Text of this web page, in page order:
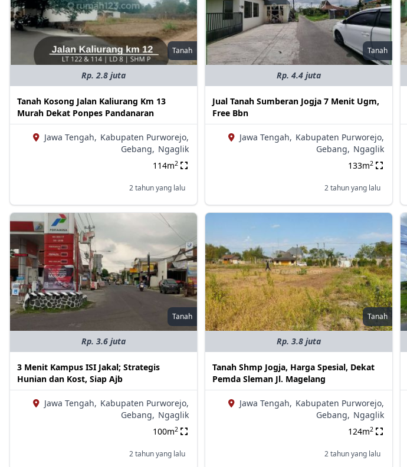
Tanah
Rp. 2.8 juta
Tanah Kosong Jalan Kaliurang Km 13
Murah Dekat Ponpes Pandanaran
Jawa Tengah, Kabupaten Purworejo,
Gebang, Ngaglik
114m2
2 tahun yang lalu
Tanah
Rp. 4.4 juta
Jual Tanah Sumberan Jogja 7 Menit Ugm,
Free Bbn
Jawa Tengah, Kabupaten Purworejo,
Gebang, Ngaglik
133m2
2 tahun yang lalu
Tanah
Rp. 3.6 juta
3 Menit Kampus ISI Jakal; Strategis
Hunian dan Kost, Siap Ajb
Jawa Tengah, Kabupaten Purworejo,
Gebang, Ngaglik
100m2
2 tahun yang lalu
Tanah
Rp. 3.8 juta
Tanah Shmp Jogja, Harga Spesial, Dekat
Pemda Sleman Jl. Magelang
Jawa Tengah, Kabupaten Purworejo,
Gebang, Ngaglik
124m2
2 tahun yang lalu